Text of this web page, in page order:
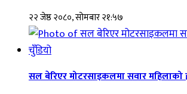
२२ जेष्ठ २०८०, सोमबार २१:५७
सल बेरिएर मोटरसाइकलमा सवार महिलाको